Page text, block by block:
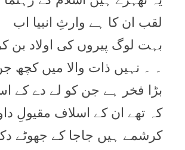
لقب ان کا ہے وارثِ انبیا اب
بہت لوگ پیروں کی اولاد بن
۔ ۔ نہیں ذات والا میں کچھ
بڑا فخر ہے جن کو لے دے کے
کہ تھے ان کے اسلاف مقیولِ
کرشمے ہیں جاجا کے جھوٹے